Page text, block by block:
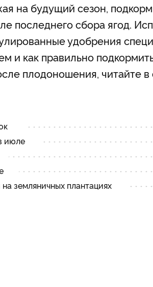
на будущий сезон,
последнего сбора ягод.
удобрения
и как правильно
плодоношения, читайте в
июле
земляничных плантациях